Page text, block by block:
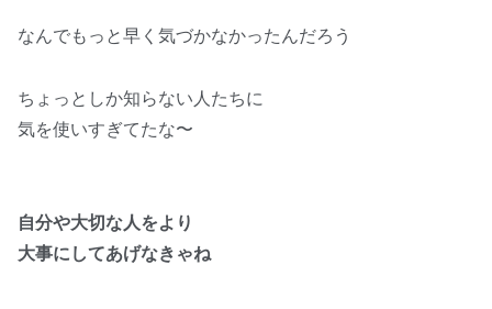
なんでもっと早く気づかなかったんだろう
ちょっとしか知らない人たちに
気を使いすぎてたな〜
自分や大切な人をより
大事にしてあげなきゃね